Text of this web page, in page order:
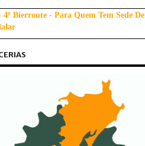
4º Bierroute - Para Quem Tem Sede De